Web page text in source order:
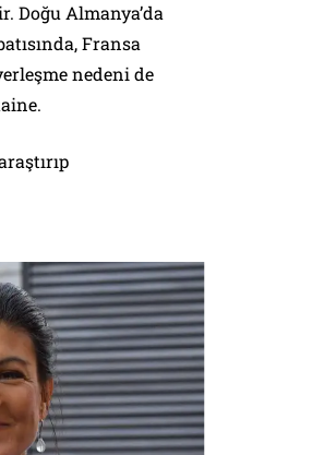
Doğu Almanya’da
Fransa
nedeni de